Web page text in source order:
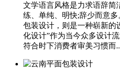
文学语言风格是力求语辞简
练、单纯、明快;辞少而意
包装设计，则是一种崭新的
化设计”作为当今众多设计
符合时下消费者审美习惯而